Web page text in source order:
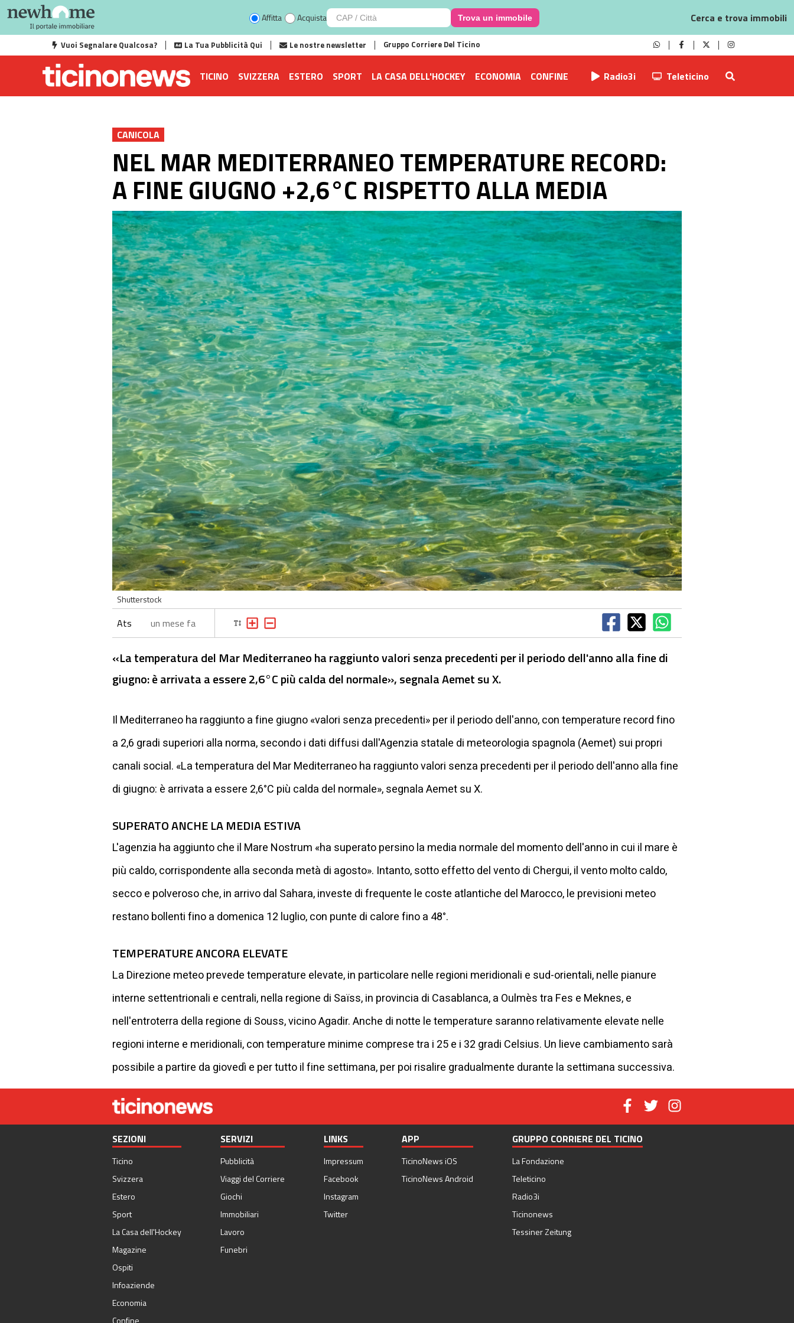
Affitta Acquista Trova un immobile Cerca e trova immobili
Vuoi Segnalare Qualcosa? La Tua Pubblicità Qui Le nostre newsletter Gruppo Corriere Del Ticino
TICINO SVIZZERA ESTERO SPORT LA CASA DELL'HOCKEY ECONOMIA CONFINE Radio3i Teleticino
CANICOLA
NEL MAR MEDITERRANEO TEMPERATURE RECORD:
A FINE GIUGNO +2,6°C RISPETTO ALLA MEDIA
Shutterstock
Ats un mese fa
«La temperatura del Mar Mediterraneo ha raggiunto valori senza precedenti per il periodo dell'anno alla fine di
giugno: è arrivata a essere 2,6°C più calda del normale», segnala Aemet su X.
Il Mediterraneo ha raggiunto a fine giugno «valori senza precedenti» per il periodo dell'anno, con temperature record fino
a 2,6 gradi superiori alla norma, secondo i dati diffusi dall'Agenzia statale di meteorologia spagnola (Aemet) sui propri
canali social. «La temperatura del Mar Mediterraneo ha raggiunto valori senza precedenti per il periodo dell'anno alla fine
di giugno: è arrivata a essere 2,6°C più calda del normale», segnala Aemet su X.
SUPERATO ANCHE LA MEDIA ESTIVA
L'agenzia ha aggiunto che il Mare Nostrum «ha superato persino la media normale del momento dell'anno in cui il mare è
più caldo, corrispondente alla seconda metà di agosto». Intanto, sotto effetto del vento di Chergui, il vento molto caldo,
secco e polveroso che, in arrivo dal Sahara, investe di frequente le coste atlantiche del Marocco, le previsioni meteo
restano bollenti fino a domenica 12 luglio, con punte di calore fino a 48°.
TEMPERATURE ANCORA ELEVATE
La Direzione meteo prevede temperature elevate, in particolare nelle regioni meridionali e sud-orientali, nelle pianure
interne settentrionali e centrali, nella regione di Saïss, in provincia di Casablanca, a Oulmès tra Fes e Meknes, e
nell'entroterra della regione di Souss, vicino Agadir. Anche di notte le temperature saranno relativamente elevate nelle
regioni interne e meridionali, con temperature minime comprese tra i 25 e i 32 gradi Celsius. Un lieve cambiamento sarà
possibile a partire da giovedì e per tutto il fine settimana, per poi risalire gradualmente durante la settimana successiva.
SEZIONI
Ticino
Svizzera
Estero
Sport
La Casa dell'Hockey
Magazine
Ospiti
Infoaziende
Economia
Confine
SERVIZI
Pubblicità
Viaggi del Corriere
Giochi
Immobiliari
Lavoro
Funebri
LINKS
Impressum
Facebook
Instagram
Twitter
APP
TicinoNews iOS
TicinoNews Android
GRUPPO CORRIERE DEL TICINO
La Fondazione
Teleticino
Radio3i
Ticinonews
Tessiner Zeitung